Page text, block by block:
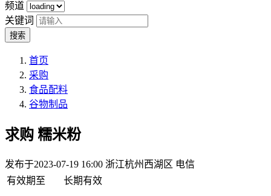
频道
关键词
搜索
首页
采购
食品配料
谷物制品
求购 糯米粉
发布于2023-07-19 16:00 浙江杭州西湖区 电信
有效期至
长期有效